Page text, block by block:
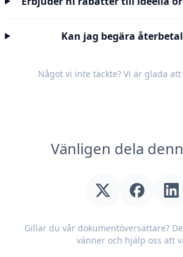
Kan jag begära
Något vi inte täckte? Vi är glada att
Vänligen dela
Gillar du vår dokumentöversättare?
vänner och hjälp oss att